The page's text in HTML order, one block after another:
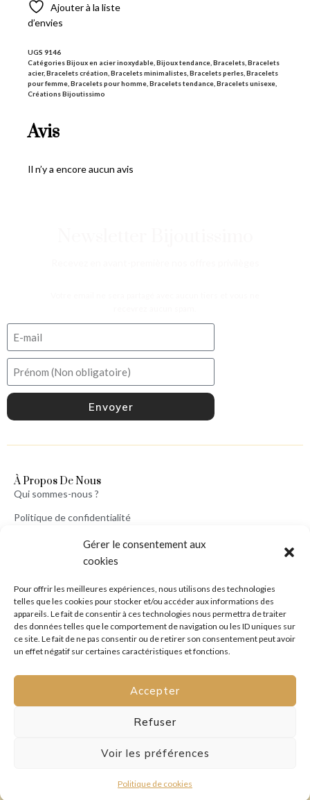
Gérer le consentement aux
cookies
Pour offrir les meilleures expériences, nous utilisons des technologies
telles que les cookies pour stocker et/ou accéder aux informations des
appareils. Le fait de consentir à ces technologies nous permettra de traiter
des données telles que le comportement de navigation ou les ID uniques sur
ce site. Le fait de ne pas consentir ou de retirer son consentement peut avoir
un effet négatif sur certaines caractéristiques et fonctions.
Accepter
Refuser
Voir les préférences
Politique de cookies
Ajouter à la liste
d’envies
UGS 9146
CatégoriesBijoux en acier inoxydable Bijoux tendance Bracelets Bracelets
acier, Bracelets création Bracelets minimalistes Bracelets perles Bracelets
pour femme Bracelets pour homme Bracelets tendance Bracelets unisexe
Créations Bijoutissimo
Avis
Il n’y a encore aucun avis
Envoyer
À Propos De Nous
Qui sommes-nous ?
Politique de confidentialité
Mentions légales
Conditions générales de vente
Politique de cookies (UE)
Service Client
Mon Compte
Paiements
assistance@bijoutissimo.com
Lun à Vend : de 9H00 à 18H00
© 2026 Bijoutissimo